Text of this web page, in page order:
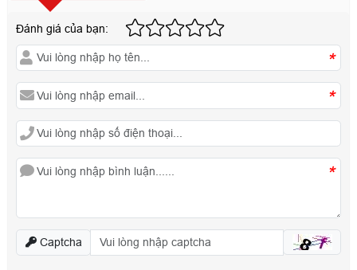
Đánh giá của bạn:
*
*
*
Captcha